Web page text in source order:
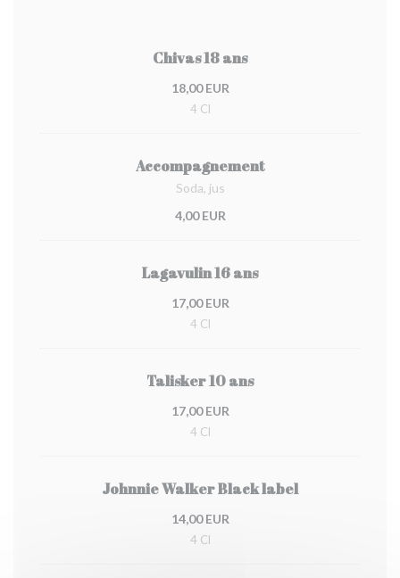
Chivas 18 ans
18,00 EUR
4 Cl
Accompagnement
Soda, jus
4,00 EUR
Lagavulin 16 ans
17,00 EUR
4 Cl
Talisker 10 ans
17,00 EUR
4 Cl
Johnnie Walker Black label
14,00 EUR
4 Cl